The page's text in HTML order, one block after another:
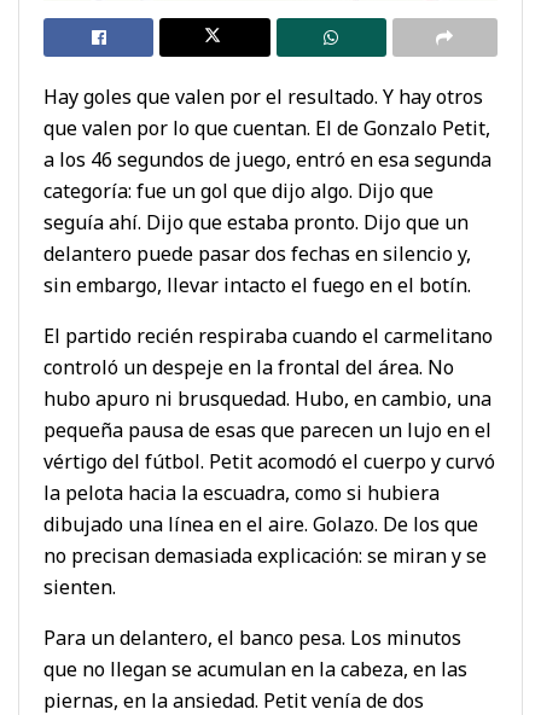
Hay goles que valen por el resultado. Y hay otros
que valen por lo que cuentan. El de Gonzalo Petit,
a los 46 segundos de juego, entró en esa segunda
categoría: fue un gol que dijo algo. Dijo que
seguía ahí. Dijo que estaba pronto. Dijo que un
delantero puede pasar dos fechas en silencio y,
sin embargo, llevar intacto el fuego en el botín.
El partido recién respiraba cuando el carmelitano
controló un despeje en la frontal del área. No
hubo apuro ni brusquedad. Hubo, en cambio, una
pequeña pausa de esas que parecen un lujo en el
vértigo del fútbol. Petit acomodó el cuerpo y curvó
la pelota hacia la escuadra, como si hubiera
dibujado una línea en el aire. Golazo. De los que
no precisan demasiada explicación: se miran y se
sienten.
Para un delantero, el banco pesa. Los minutos
que no llegan se acumulan en la cabeza, en las
piernas, en la ansiedad. Petit venía de dos